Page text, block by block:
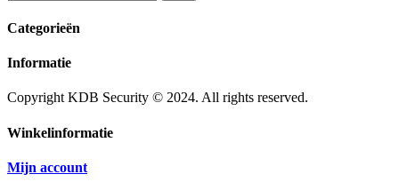
Categorieën
Informatie
Copyright KDB Security © 2024. All rights reserved.
Winkelinformatie
Mijn account